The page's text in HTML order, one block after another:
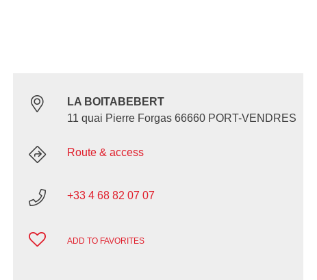
LA BOITABEBERT
11 quai Pierre Forgas 66660 PORT-VENDRES
Route & access
+33 4 68 82 07 07
ADD TO FAVORITES